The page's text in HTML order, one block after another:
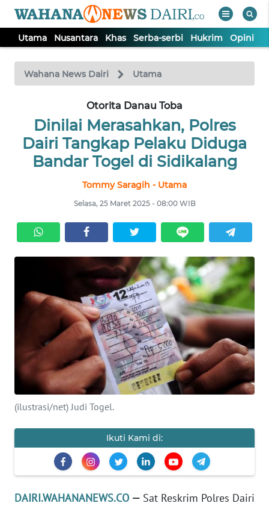
Utama Nusantara Khas Serba-serbi Hukrim Opini
Wahana News Dairi Utama
Otorita Danau Toba
Dinilai Merasahkan, Polres
Dairi Tangkap Pelaku Diduga
Bandar Togel di Sidikalang
Tommy Saragih - Utama
Selasa, 25 Maret 2025 - 08:00 WIB
(ilustrasi/net) Judi Togel.
Ikuti Kami di:
DAIRI.WAHANANEWS.CO — Sat Reskrim Polres Dairi
TV
Tutup
NUSANTARA
SERBI
HUKRIM
OPINI
INDEKS
BERITA
KONTAK
KAMI
IKLAN
KAMI